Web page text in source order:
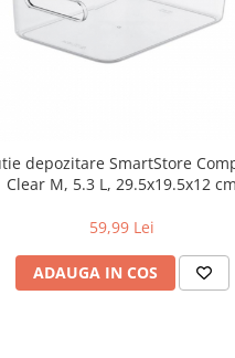
depozitare SmartStore
Clear M, 5.3 L, 29.5x19.5x12 cm
59,99 Lei
ADAUGA IN COS